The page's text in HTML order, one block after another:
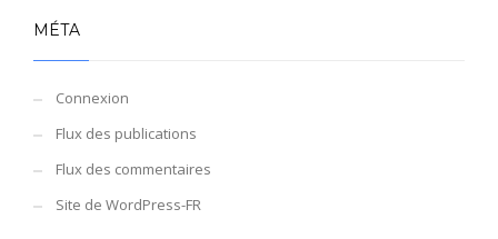
MÉTA
Connexion
Flux des publications
Flux des commentaires
Site de WordPress-FR